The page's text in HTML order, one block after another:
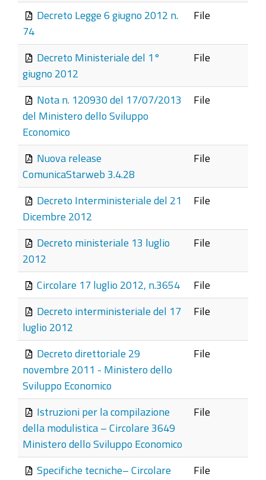
Decreto Legge 6 giugno 2012 n.
74
File
Decreto Ministeriale del 1°
giugno 2012
File
Nota n. 120930 del 17/07/2013
del Ministero dello Sviluppo
Economico
File
Nuova release
ComunicaStarweb 3.4.28
File
Decreto Interministeriale del 21
Dicembre 2012
File
Decreto ministeriale 13 luglio
2012
File
Circolare 17 luglio 2012, n.3654 File
Decreto interministeriale del 17
luglio 2012
File
Decreto direttoriale 29
novembre 2011 - Ministero dello
Sviluppo Economico
File
Istruzioni per la compilazione
della modulistica – Circolare 3649
Ministero dello Sviluppo Economico
File
Specifiche tecniche– Circolare
File